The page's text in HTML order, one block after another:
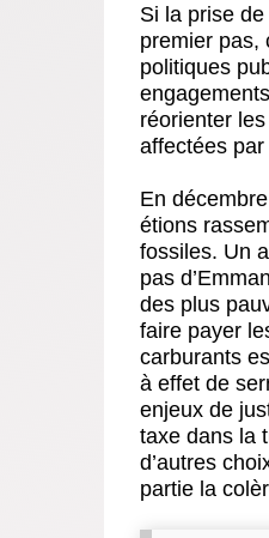
Si la prise
premier pas,
politiques
réorienter
affectées
En
étions
fossiles. Un
pas
des plus
faire payer
carburants
à effet de
enjeux de
taxe dans la
d’autres
partie la